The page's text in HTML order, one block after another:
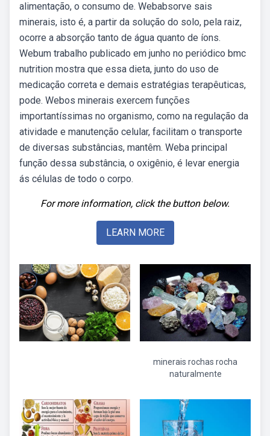
alimentação, o consumo de. Webabsorve sais
minerais, isto é, a partir da solução do solo, pela raiz,
ocorre a absorção tanto de água quanto de íons.
Webum trabalho publicado em junho no periódico bmc
nutrition mostra que essa dieta, junto do uso de
medicação correta e demais estratégias terapêuticas,
pode. Webos minerais exercem funções
importantíssimas no organismo, como na regulação da
atividade e manutenção celular, facilitam o transporte
de diversas substâncias, mantêm. Weba principal
função dessa substância, o oxigênio, é levar energia
ás células de todo o corpo.
For more information, click the button below.
LEARN MORE
minerais rochas rocha
naturalmente